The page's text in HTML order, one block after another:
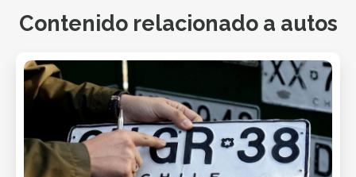
Contenido relacionado a autos